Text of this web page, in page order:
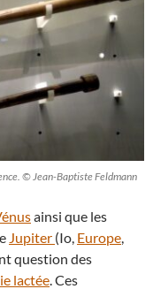
© Jean-Baptiste Feldmann
ainsi que les
Jupiter (Io, Europe
question des
lactée . Ces